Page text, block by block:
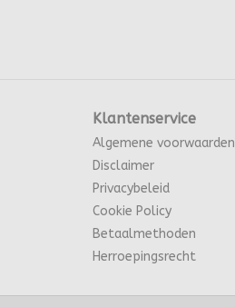
Klantenservice
Algemene voorwaarden
Disclaimer
Privacybeleid
Cookie Policy
Betaalmethoden
Herroepingsrecht